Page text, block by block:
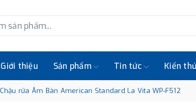
Giới thiệu Sản phẩm Tin tức Kiến
Chậu rửa Âm Bàn American Standard La Vita WP-F512